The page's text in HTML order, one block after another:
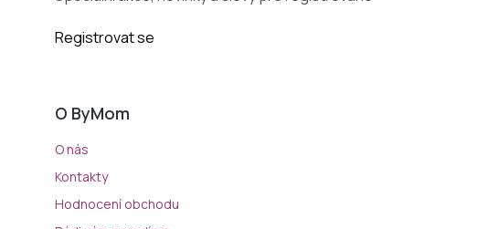
Registrovat se
O ByMom
O nás
Kontakty
Hodnocení obchodu